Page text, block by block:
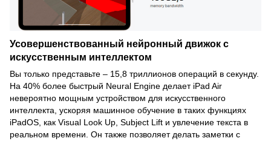
Усовершенствованный нейронный движок с
искусственным интеллектом
Вы только представьте – 15,8 триллионов операций в секунду.
На 40% более быстрый Neural Engine делает iPad Air
невероятно мощным устройством для искусственного
интеллекта, ускоряя машинное обучение в таких функциях
iPadOS, как Visual Look Up, Subject Lift и увлечение текста в
реальном времени. Он также позволяет делать заметки с